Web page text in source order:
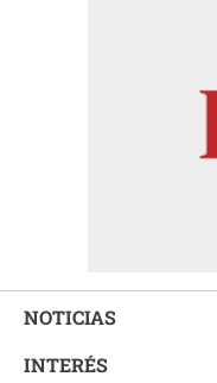
NOTICIAS
INTERÉS